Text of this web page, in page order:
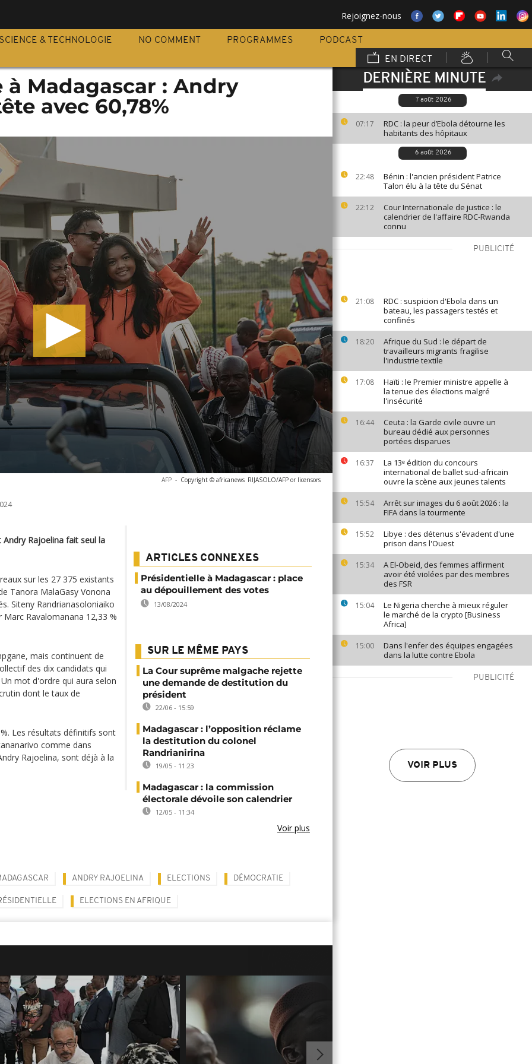
Rejoignez-nous
SCIENCE & TECHNOLOGIE NO COMMENT PROGRAMMES
PODCAST
EN DIRECT
DERNIÈRE MINUTE
7 août 2026
07:17
RDC : la peur d’Ebola détourne les
habitants des hôpitaux
6 août 2026
22:48
Bénin : l'ancien président Patrice
Talon élu à la tête du Sénat
22:12
Cour Internationale de justice : le
calendrier de l'affaire RDC-Rwanda
connu
PUBLICITÉ
21:08
RDC : suspicion d'Ebola dans un
bateau, les passagers testés et
confinés
18:20
Afrique du Sud : le départ de
travailleurs migrants fragilise
l'industrie textile
17:08
Haïti : le Premier ministre appelle à
la tenue des élections malgré
l'insécurité
16:44
Ceuta : la Garde civile ouvre un
bureau dédié aux personnes
portées disparues
16:37
La 13ᵉ édition du concours
international de ballet sud-africain
ouvre la scène aux jeunes talents
15:54
Arrêt sur images du 6 août 2026 : la
FIFA dans la tourmente
15:52
Libye : des détenus s'évadent d'une
prison dans l'Ouest
15:34
A El-Obeid, des femmes affirment
avoir été violées par des membres
des FSR
15:04
Le Nigeria cherche à mieux réguler
le marché de la crypto [Business
Africa]
15:00
Dans l'enfer des équipes engagées
dans la lutte contre Ebola
PUBLICITÉ
VOIR PLUS
Madagascar : Andry
avec 60,78%
AFP - Copyright © africanews RIJASOLO/AFP or licensors
Rajoelina fait seul la
sur les 27 375 existants
Tanora MalaGasy Vonona
Siteny Randrianasoloniaiko
Ravalomanana 12,33 %
mais continuent de
des dix candidats qui
mot d'ordre qui aura selon
dont le taux de
Les résultats définitifs sont
comme dans
Rajoelina, sont déjà à la
ARTICLES CONNEXES
Présidentielle à Madagascar : place
au dépouillement des votes
13/08/2024
SUR LE MÊME PAYS
La Cour suprême malgache rejette
une demande de destitution du
président
22/06 - 15:59
Madagascar : l’opposition réclame
la destitution du colonel
Randrianirina
19/05 - 11:23
Madagascar : la commission
électorale dévoile son calendrier
12/05 - 11:34
Voir plus
ANDRY RAJOELINA ELECTIONS DÉMOCRATIE
ELECTIONS EN AFRIQUE